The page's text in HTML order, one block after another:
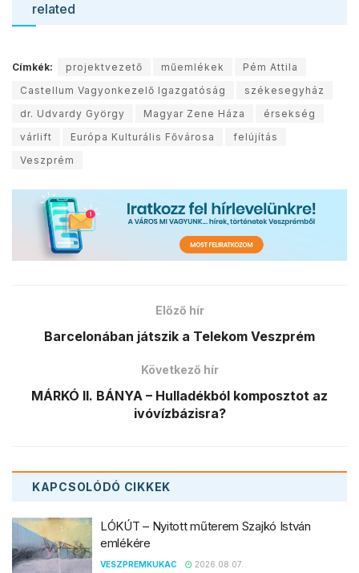
related
Címkék: projektvezető műemlékek
Pém Attila
Castellum Vagyonkezelő Igazgatóság
székesegyház
dr. Udvardy György
Magyar Zene Háza
érsekség
várlift
Európa Kulturális Fővárosa
felújítás
Veszprém
Előző hír
Barcelonában játszik a Telekom Veszprém
Következő hír
MÁRKÓ II. BÁNYA – Hulladékból komposztot az
ivóvízbázisra?
KAPCSOLÓDÓ CIKKEK
LÓKÚT – Nyitott műterem Szajkó István
emlékére
VESZPREMKUKAC 2026.08.07.